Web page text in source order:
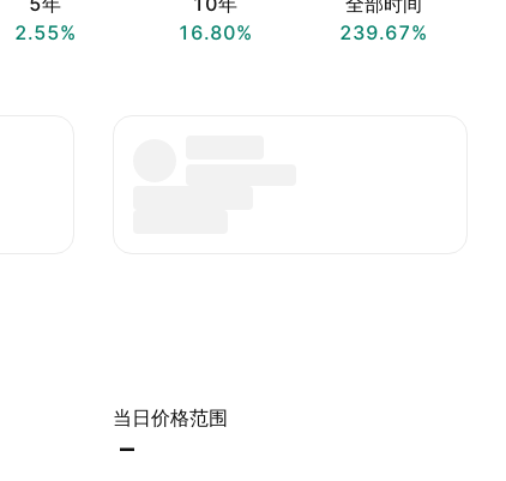
2.55%
16.80%
239.67%
当日价格范围
–